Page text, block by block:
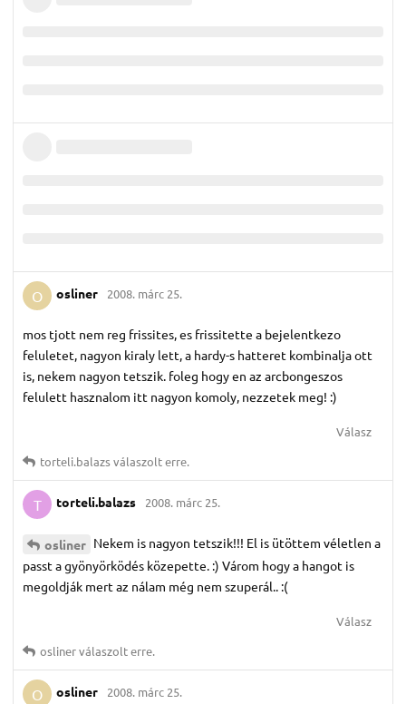
O osliner 2008. márc 25.
mos tjott nem reg frissites, es frissitette a bejelentkezo
feluletet, nagyon kiraly lett, a hardy-s hatteret kombinalja ott
is, nekem nagyon tetszik. foleg hogy en az arcbongeszos
felulett hasznalom itt nagyon komoly, nezzetek meg! :)
Válasz
torteli.​balazsválaszolt erre.
T torteli.​balazs 2008. márc 25.
osliner Nekem is nagyon tetszik!!! El is ütöttem véletlen a
passt a gyönyörködés közepette. :) Várom hogy a hangot is
megoldják mert az nálam még nem szuperál.. :(
Válasz
oslinerválaszolt erre.
O osliner 2008. márc 25.